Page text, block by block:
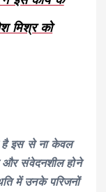
मिश्र को
है इस से ना केवल
और संवेदनशील होने
में उनके परिजनों